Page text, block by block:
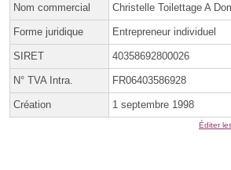
Nom commercial Christelle Toilettage A
Forme juridique Entrepreneur individuel
SIRET 40358692800026
N° TVA Intra. FR06403586928
Création 1 septembre 1998
Éditer